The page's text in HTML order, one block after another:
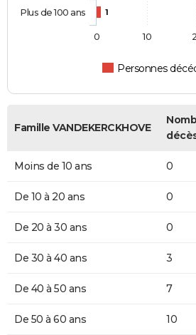
1
Personnes
Plus de 100 ans
0 10
Famille VANDEKERCKHOVE
Moins de 10 ans 0
De 10 à 20 ans 0
De 20 à 30 ans 0
De 30 à 40 ans 3
De 40 à 50 ans 7
De 50 à 60 ans 10